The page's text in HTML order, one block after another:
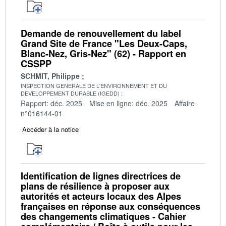
Demande de renouvellement du label
Grand Site de France "Les Deux-Caps,
Blanc-Nez, Gris-Nez" (62) - Rapport en
CSSPP
SCHMIT, Philippe
INSPECTION GENERALE DE L'ENVIRONNEMENT ET DU
DEVELOPPEMENT DURABLE (IGEDD)
Rapport: déc. 2025 Mise en ligne: déc. 2025
Affaire
n°016144-01
Accéder à la notice
Identification de lignes directrices de
plans de résilience à proposer aux
autorités et acteurs locaux des Alpes
françaises en réponse aux conséquences
des changements climatiques - Cahier